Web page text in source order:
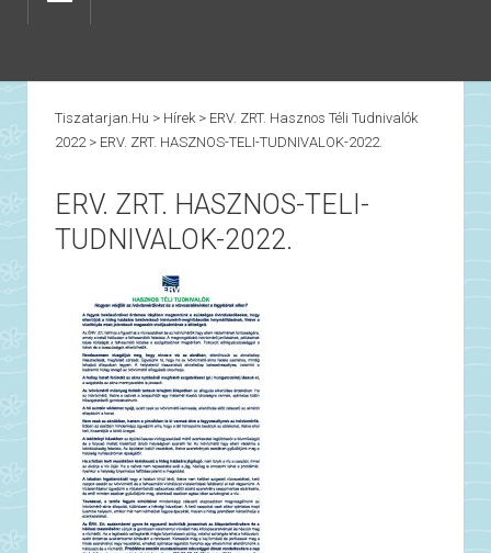
Tiszatarjan.hu > Hírek> ERV. ZRT. Hasznos Téli Tudnivalók
2022> ERV. ZRT. HASZNOS-TELI-TUDNIVALOK-2022.
ERV. ZRT. HASZNOS-TELI-
TUDNIVALOK-2022.